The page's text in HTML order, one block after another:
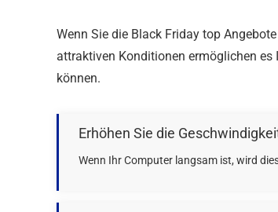
Wenn Sie die Black Friday top
attraktiven Konditionen ermöglichen es
können.
Erhöhen Sie die
Wenn Ihr Computer langsam ist, wird